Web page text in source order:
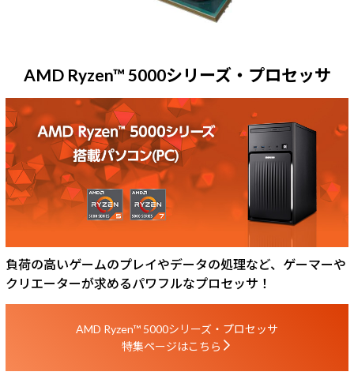
AMD Ryzen™ 5000シリーズ・プロセッサ
負荷の高いゲームのプレイやデータの処理など、ゲーマーや
クリエーターが求めるパワフルなプロセッサ！
AMD Ryzen™ 5000シリーズ・プロセッサ
特集ページはこちら